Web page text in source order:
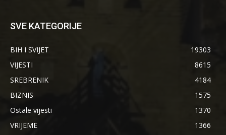
SVE KATEGORIJE
BIH I SVIJET
19303
VIJESTI
8615
SREBRENIK
4184
BIZNIS
1575
Ostale vijesti
1370
VRIJEME
1366